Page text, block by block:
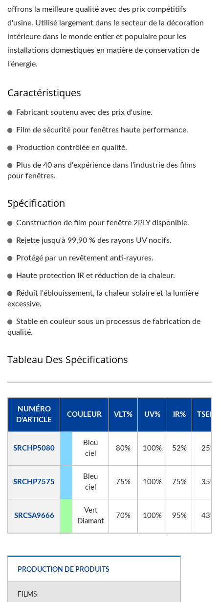
offrons la meilleure qualité avec des prix compétitifs
d'usine. Utilisé largement dans le secteur de la décoration
intérieure dans le monde entier et populaire pour les
installations domestiques en matière de conservation de
l'énergie.
Caractéristiques
Fabricant soutenu avec des prix d'usine.
Film de sécurité pour fenêtres haute performance.
Production contrôlée en qualité.
Plus de 40 ans d'expérience dans l'industrie des films
pour fenêtres.
Spécification
Construction de film pour fenêtre 2PLY disponible.
Rejette jusqu'à 99,90 % des rayons UV nocifs.
Protégé par un revêtement anti-rayures.
Haute protection IR et réduction de la chaleur.
Réduit l'éblouissement, la chaleur solaire et la lumière
excessive.
Stable en couleur sous un processus de fabrication de
qualité.
Tableau Des Spécifications
NUMÉRO
D'ARTICLE
COULEUR VLT% UV% IR%
SRCHP5080
Bleu
ciel
80% 100% 52% 25%
SRCHP7575
Bleu
ciel
75% 100% 75% 35%
SRCSA9666
Vert
Diamant
70% 100% 95% 43%
PRODUCTION DE PRODUITS
FILMS